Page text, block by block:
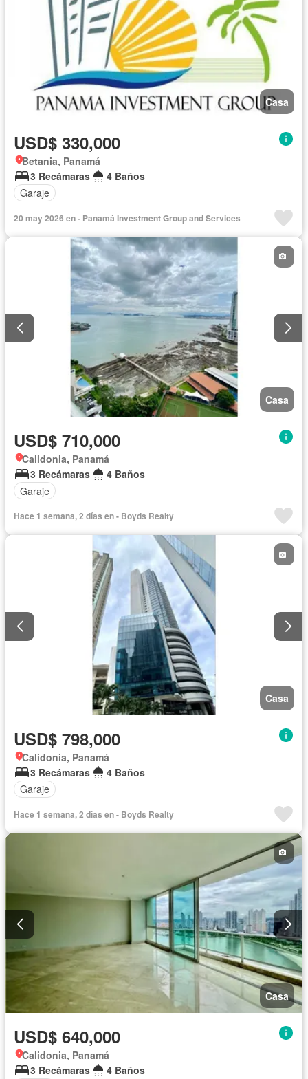
Casa
USD$ 330,000
Betania, Panamá
3 Recámaras
4 Baños
Garaje
20 may 2026 en - Panamá Investment Group and Services
Casa
USD$ 710,000
Calidonia, Panamá
3 Recámaras
4 Baños
Garaje
Hace 1 semana, 2 días en - Boyds Realty
Casa
USD$ 798,000
Calidonia, Panamá
3 Recámaras
4 Baños
Garaje
Hace 1 semana, 2 días en - Boyds Realty
Casa
USD$ 640,000
Calidonia, Panamá
3 Recámaras
4 Baños